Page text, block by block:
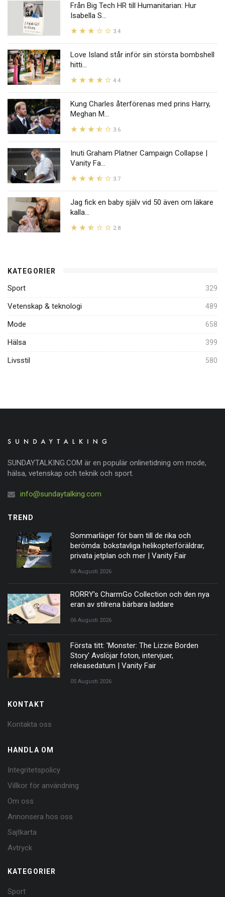
Från Big Tech HR till Humanitarian: Hur
Isabella S...
3.4
Love Island står inför sin största bombshell
hitti...
4.4
Kung Charles återförenas med prins Harry,
Meghan M...
3.6
Inuti Graham Platner Campaign Collapse |
Vanity Fa...
3.7
Jag fick en baby själv vid 50 även om läkare
kalla...
2.8
KATEGORIER
Sport 329
Vetenskap & teknologi 489
Mode 658
Hälsa 399
Livsstil 580
SUNDAYTALKING.COM är en populär onlinetidning om mode,
hälsa, vetenskap och teknik och sport.
info@sundaytalking.com
TREND
Sommarläger för barn till de rika och
berömda: bokstavliga helikopterföräldrar,
privata jetplan och mer | Vanity Fair
06 Augusti 2026
RORRY's CharmGo Collection och den nya
eran av stilrena bärbara laddare
06 Augusti 2026
Första titt: 'Monster: The Lizzie Borden
Story' Avslöjar foton, intervjuer,
releasedatum | Vanity Fair
05 Augusti 2026
KONTAKT
Kontakta oss
HANDLA OM
Integritetspolicy
Villkor för användning
Om oss
Annonsera hos oss
Sajtkarta
Avtryck
KATEGORIER
Sport